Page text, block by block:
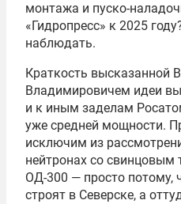
монтажа и пуско-
«Гидропресс» к 2025
наблюдать.
Краткость высказанной
Владимировичем идеи
и к иным заделам
уже средней мощности.
исключим из
нейтронах со свинцовым
ОД-300 — просто потому,
строят в Северске, а